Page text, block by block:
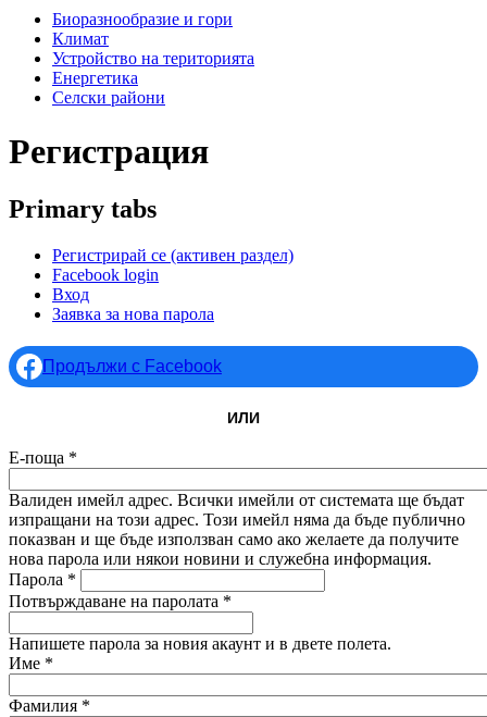
Биоразнообразие и гори
Климат
Устройство на територията
Енергетика
Селски райони
Регистрация
Primary tabs
Регистрирай се (активен раздел)
Facebook login
Вход
Заявка за нова парола
Продължи с Facebook
ИЛИ
Е-поща *
Валиден имейл адрес. Всички имейли от системата ще бъдат
изпращани на този адрес. Този имейл няма да бъде публично
показван и ще бъде използван само ако желаете да получите
нова парола или някои новини и служебна информация.
Парола *
Потвърждаване на паролата *
Напишете парола за новия акаунт и в двете полета.
Име *
Фамилия *